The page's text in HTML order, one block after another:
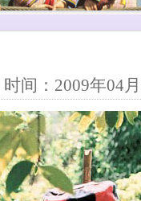
时间：2009年04